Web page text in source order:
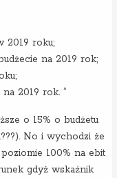
2019 roku;
na 2019 rok;
2019 rok. ”
o 15% o budżetu
No i wychodzi że
100% na ebit
gdyż wskaźnik